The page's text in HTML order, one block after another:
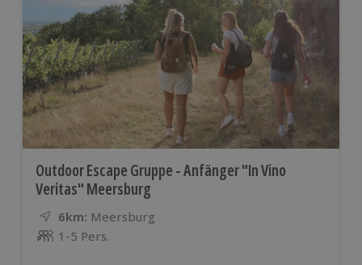
Outdoor Escape Gruppe - Anfänger "In Vino
Veritas" Meersburg
6km: Entfernung
Standort
Meersburg
Anzahl der Teilnehmer
1-5 Pers.